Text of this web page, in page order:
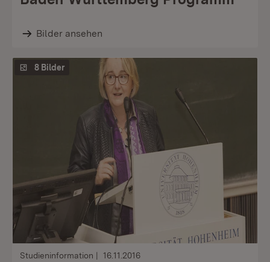
Bilder ansehen
8 Bilder
Studieninformation 16.11.2016